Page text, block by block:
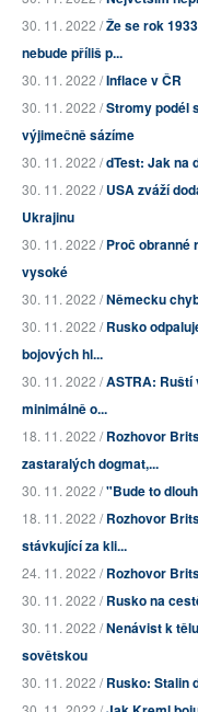
30. 11. 2022 /Že se rok
nebude příliš p...
30. 11. 2022 /Inflace v ČR
30. 11. 2022 /Stromy podél
výjimečně sázíme
30. 11. 2022 /dTest: Jak na
30. 11. 2022 /USA zváží
Ukrajinu
30. 11. 2022 /Proč obranné
vysoké
30. 11. 2022 /Německu
30. 11. 2022 /Rusko
bojových hl...
30. 11. 2022 /ASTRA:
minimálně o...
18. 11. 2022 /Rozhovor
zastaralých dogmat,...
30. 11. 2022 /"Bude to
18. 11. 2022 /Rozhovor
stávkující za kli...
24. 11. 2022 /Rozhovor
30. 11. 2022 /Rusko na
30. 11. 2022 /Nenávist k
sovětskou
30. 11. 2022 /Rusko: Stalin